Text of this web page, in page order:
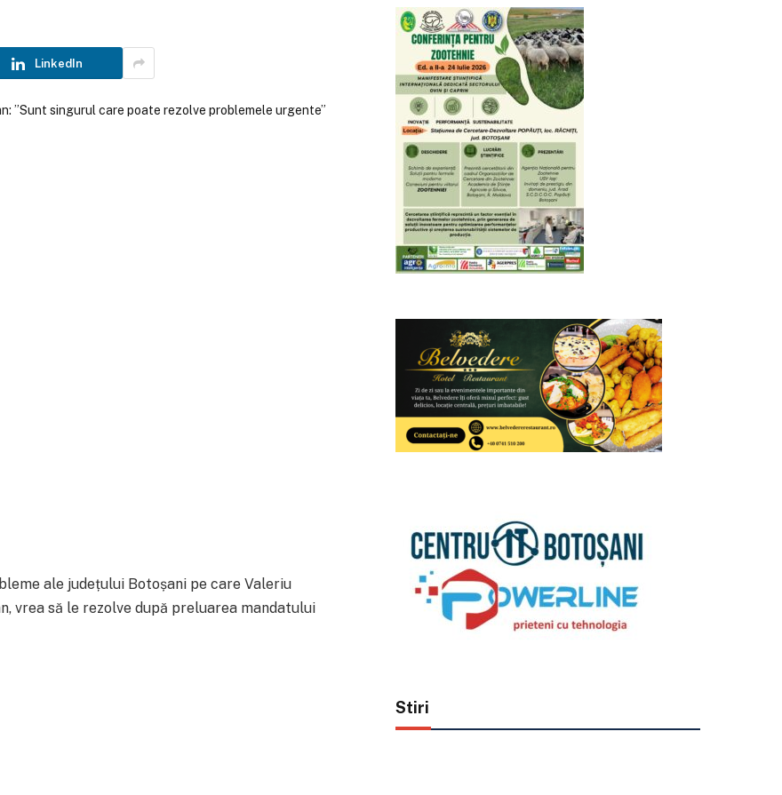
LinkedIn
ale județului Botoșani pe care Valeriu
vrea să le rezolve după preluarea mandatului
Stiri